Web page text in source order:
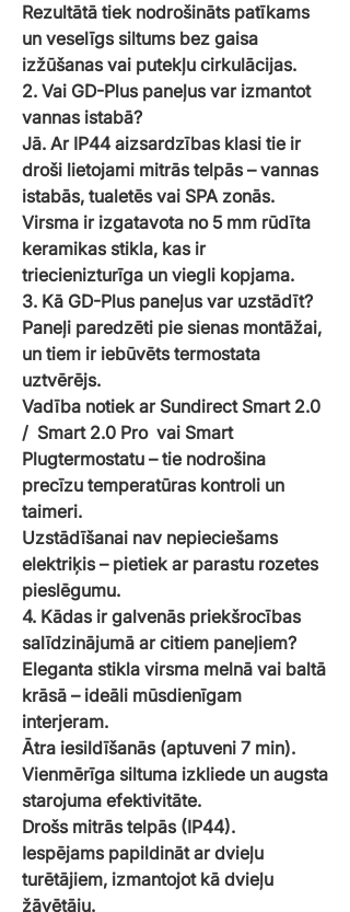
Rezultātā tiek nodrošināts patīkams
un veselīgs siltums bez gaisa
izžūšanas vai putekļu cirkulācijas.
2. Vai GD-Plus paneļus var izmantot
vannas istabā?
Jā. Ar IP44 aizsardzības klasi tie ir
droši lietojami mitrās telpās – vannas
istabās, tualetēs vai SPA zonās.
Virsma ir izgatavota no 5 mm rūdīta
keramikas stikla, kas ir
triecienizturīga un viegli kopjama.
3. Kā GD-Plus paneļus var uzstādīt?
Paneļi paredzēti pie sienas montāžai,
un tiem ir iebūvēts termostata
uztvērējs.
Vadība notiek ar Sundirect Smart 2.0
/ Smart 2.0 Pro vai Smart
Plugtermostatu – tie nodrošina
precīzu temperatūras kontroli un
taimeri.
Uzstādīšanai nav nepieciešams
elektriķis – pietiek ar parastu rozetes
pieslēgumu.
4. Kādas ir galvenās priekšrocības
salīdzinājumā ar citiem paneļiem?
Eleganta stikla virsma melnā vai baltā
krāsā – ideāli mūsdienīgam
interjeram.
Ātra iesildīšanās (aptuveni 7 min).
Vienmērīga siltuma izkliede un augsta
starojuma efektivitāte.
Drošs mitrās telpās (IP44).
Iespējams papildināt ar dvieļu
turētājiem, izmantojot kā dvieļu
žāvētāju.